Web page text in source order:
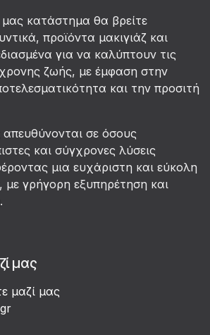
μας κατάστημα θα βρείτε
προϊόντα μακιγιάζ και
για να καλύπτουν τις
ζωής, με έμφαση στην
και την προσιτή
σε όσους
και σύγχρονες λύσεις
μια ευχάριστη και εύκολη
με γρήγορη εξυπηρέτηση και
μας
μαζί μας